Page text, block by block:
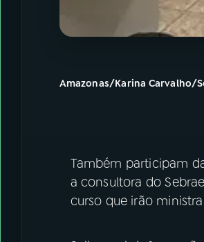
Amazonas/Karina Carvalho/
Também participam
a consultora do
curso que irão